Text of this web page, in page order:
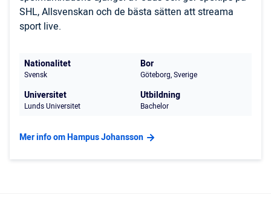
SHL, Allsvenskan och de bästa sätten att streama
sport live.
Nationalitet
Svensk
Bor
Göteborg, Sverige
Universitet
Lunds Universitet
Utbildning
Bachelor
Mer info om Hampus Johansson